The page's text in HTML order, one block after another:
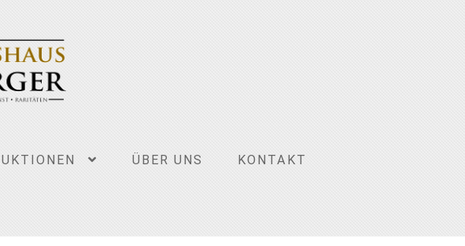
ÜBER UNS KONTAKT